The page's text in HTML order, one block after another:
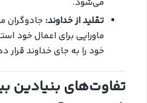
تقلید از خداوند: جادوگران
ماورایی برای اعمال خود
خود را به جای خداوند قرار
تفاوت‌های بنیادین